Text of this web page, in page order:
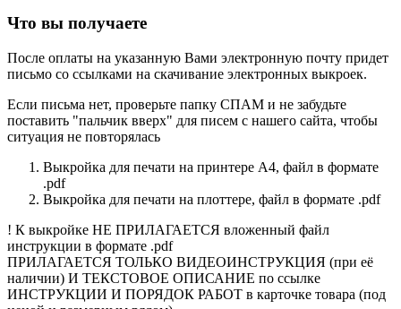
Что вы получаете
После оплаты на указанную Вами электронную почту придет
письмо со ссылками на скачивание электронных выкроек.
Если письма нет, проверьте папку СПАМ и не забудьте
поставить "пальчик вверх" для писем с нашего сайта, чтобы
ситуация не повторялась
Выкройка для печати на принтере А4, файл в формате
.pdf
Выкройка для печати на плоттере, файл в формате .pdf
! К выкройке НЕ ПРИЛАГАЕТСЯ вложенный файл
инструкции в формате .pdf
ПРИЛАГАЕТСЯ ТОЛЬКО ВИДЕОИНСТРУКЦИЯ (при её
наличии) И ТЕКСТОВОЕ ОПИСАНИЕ по ссылке
ИНСТРУКЦИИ И ПОРЯДОК РАБОТ в карточке товара (под